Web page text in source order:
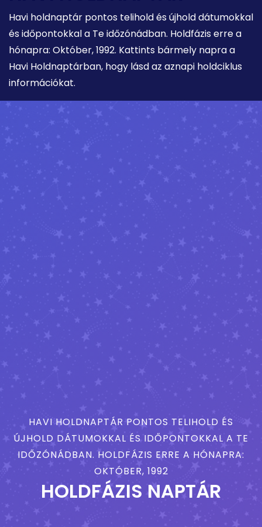
Havi holdnaptár pontos telihold és újhold dátumokkal
és időpontokkal a Te időzónádban. Holdfázis erre a
hónapra: Október, 1992. Kattints bármely napra a
Havi Holdnaptárban, hogy lásd az aznapi holdciklus
információkat.
HAVI HOLDNAPTÁR PONTOS TELIHOLD ÉS
ÚJHOLD DÁTUMOKKAL ÉS IDŐPONTOKKAL A TE
IDŐZÓNÁDBAN. HOLDFÁZIS ERRE A HÓNAPRA:
OKTÓBER, 1992
HOLDFÁZIS NAPTÁR